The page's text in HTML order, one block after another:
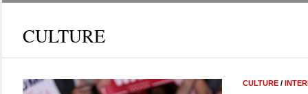
CULTURE
CULTURE/